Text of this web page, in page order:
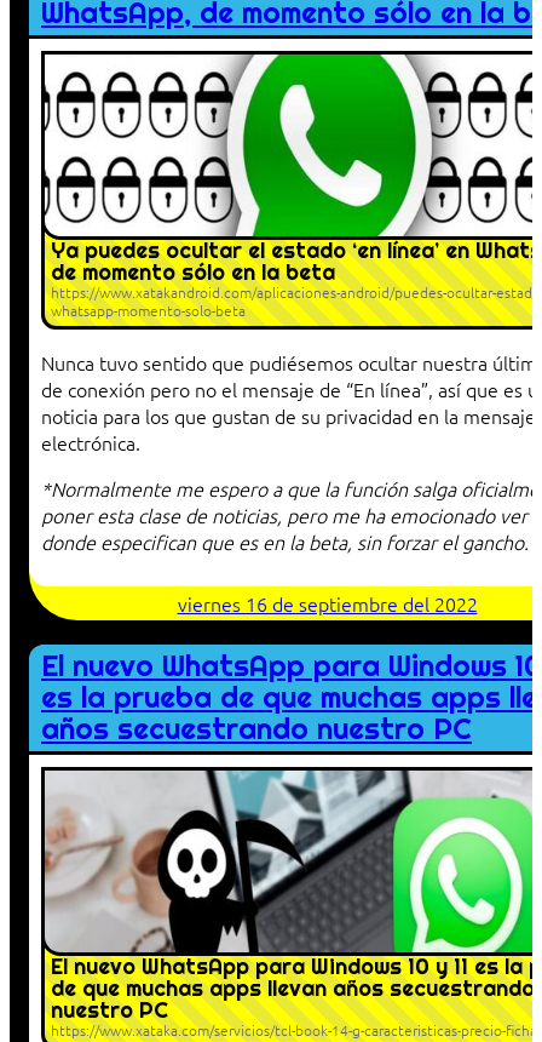
WhatsApp, de momento sólo en la
Ya puedes ocultar el estado ‘en línea’ en
de momento sólo en la beta
https://www.xatakandroid.com/aplicaciones-android/puedes-ocultar-
whatsapp-momento-solo-beta
Nunca tuvo sentido que pudiésemos ocultar nuestra
de conexión pero no el mensaje de “En línea”, así que es
noticia para los que gustan de su privacidad en la
electrónica.
*Normalmente me espero a que la función salga
poner esta clase de noticias, pero me ha emocionado ver
donde especifican que es en la beta, sin forzar el gancho.
viernes 16 de septiembre del 2022
El nuevo WhatsApp para Windows 10
es la prueba de que muchas apps
años secuestrando nuestro PC
El nuevo WhatsApp para Windows 10 y 11 es la
de que muchas apps llevan años secuestrando
nuestro PC
https://www.xataka.com/servicios/tcl-book-14-g-caracteristicas-precio-